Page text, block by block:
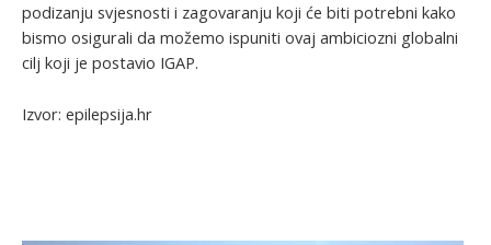
podizanju svjesnosti i zagovaranju koji će biti potrebni kako
bismo osigurali da možemo ispuniti ovaj ambiciozni globalni
cilj koji je postavio IGAP.
Izvor: epilepsija.hr